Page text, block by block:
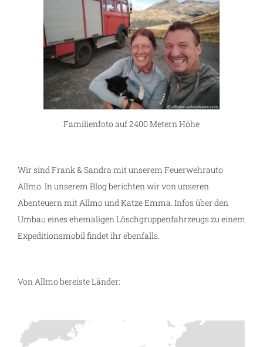
Familienfoto auf 2400 Metern Höhe
Wir sind Frank & Sandra mit unserem Feuerwehrauto
Allmo. In unserem Blog berichten wir von unseren
Abenteuern mit Allmo und Katze Emma. Infos über den
Umbau eines ehemaligen Löschgruppenfahrzeugs zu einem
Expeditionsmobil findet ihr ebenfalls.
Von Allmo bereiste Länder: